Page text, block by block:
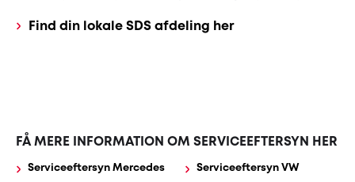
Find din lokale SDS afdeling her
FÅ MERE INFORMATION OM SERVICEEFTERSYN HER
Serviceeftersyn Mercedes Serviceeftersyn VW